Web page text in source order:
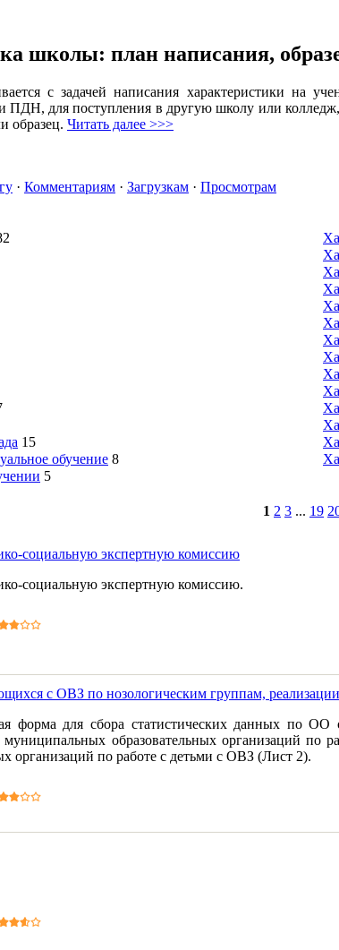
школы: план написания,
с задачей написания характеристики на
ПДН, для поступления в другую школу или
образец. Читать далее >>>
· Комментариям · Загрузкам · Просмотрам
15
обучение 8
5
1 2 3 ... 19
социальную экспертную комиссию
социальную экспертную комиссию.
с ОВЗ по нозологическим группам,
форма для сбора статистических данных по
образовательных организаций
организаций по работе с детьми с ОВЗ (Лист 2).